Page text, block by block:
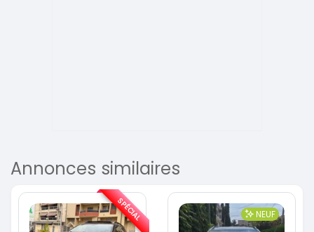
Annonces similaires
SPÉCIAL NEUF